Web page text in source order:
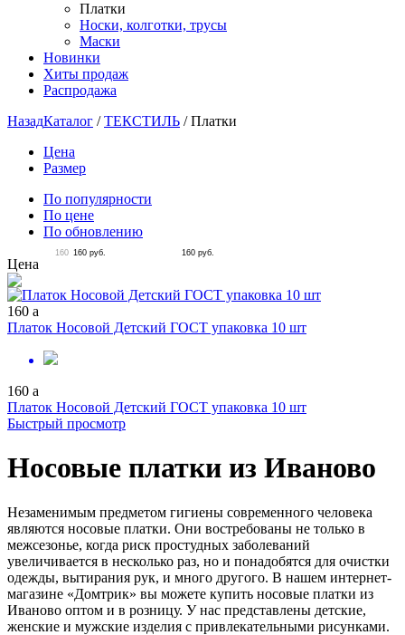
Платки
Носки, колготки, трусы
Маски
Новинки
Хиты продаж
Распродажа
НазадКаталог /ТЕКСТИЛЬ /Платки
Цена
Размер
По популярности
По цене
По обновлению
Цена
160 160 руб. 160 руб.
160 a
Платок Носовой Детский ГОСТ упаковка 10 шт
160 a
Платок Носовой Детский ГОСТ упаковка 10 шт
Быстрый просмотр
Носовые платки из Иваново
Незаменимым предметом гигиены современного человека
являются носовые платки. Они востребованы не только в
межсезонье, когда риск простудных заболеваний
увеличивается в несколько раз, но и понадобятся для очистки
одежды, вытирания рук, и много другого. В нашем интернет-
магазине «Домтрик» вы можете купить носовые платки из
Иваново оптом и в розницу. У нас представлены детские,
женские и мужские изделия с привлекательными рисунками.